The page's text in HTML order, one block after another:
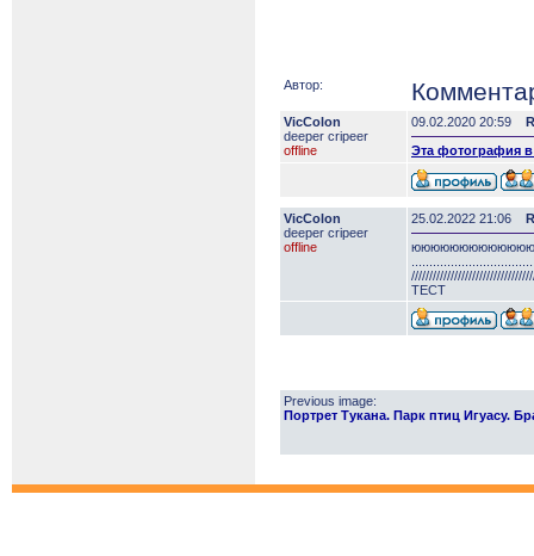
Автор:
VicColon
deeper сripeer
offline
09.02.2020 20:59
Эта фотография
VicColon
deeper сripeer
offline
25.02.2022 21:06
ТЕСТ
Previous image:
Портрет Тукана. Парк птиц Игуасу.